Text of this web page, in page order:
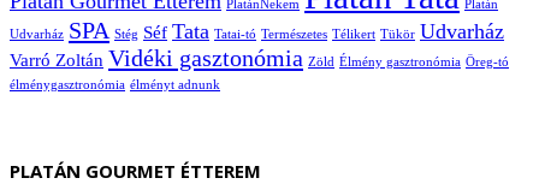
PlatánNekem Platán
Udvarház SPA Stég Séf Tata Tatai-tó Természetes Télikert Tükör Udvarház
Varró Zoltán Vidéki gasztonómia Zöld Élmény gasztronómia Öreg-tó
élménygasztronómia élményt adnunk
PLATÁN GOURMET ÉTTEREM